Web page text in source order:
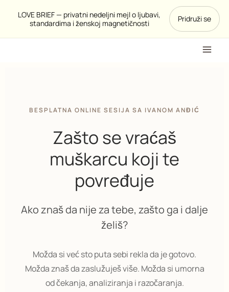
LOVE BRIEF — privatni nedeljni mejl o ljubavi,
standardima i ženskoj magnetičnosti
Pridruži se
sadržaj
BESPLATNA ONLINE SESIJA SA IVANOM ANĐIĆ
Zašto se vraćaš
muškarcu koji te
povređuje
Ako znaš da nije za tebe, zašto ga i dalje
želiš?
Možda si već sto puta sebi rekla da je gotovo.
Možda znaš da zaslužuješ više. Možda si umorna
od čekanja, analiziranja i razočaranja.